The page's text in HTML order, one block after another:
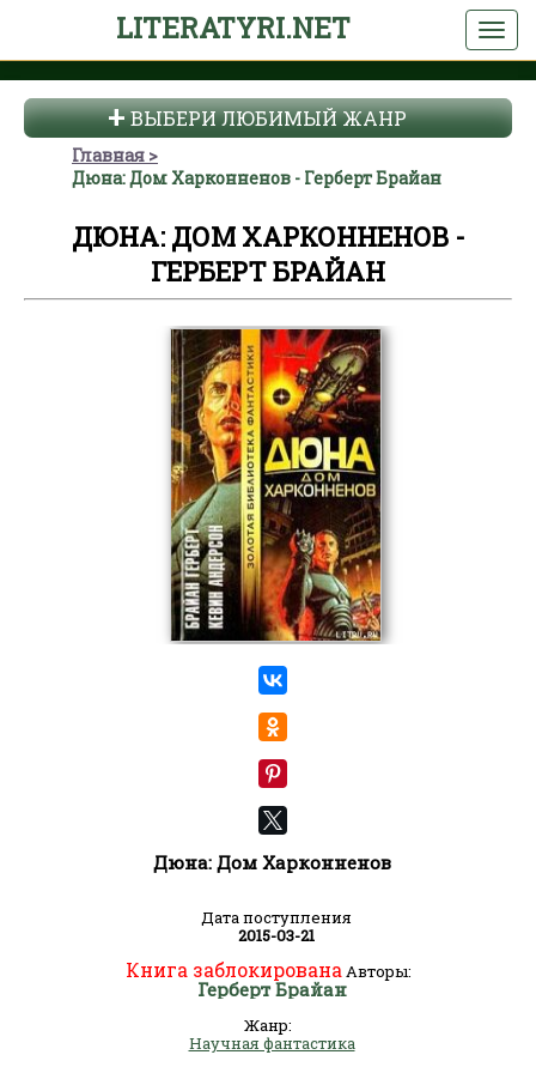
LITERATYRI.NET
ВЫБЕРИ ЛЮБИМЫЙ ЖАНР
Главная
Дюна: Дом Харконненов - Герберт Брайан
ДЮНА: ДОМ ХАРКОННЕНОВ -
ГЕРБЕРТ БРАЙАН
Дюна: Дом Харконненов
Дата поступления
2015-03-21
Книга заблокированаАвторы:
Герберт Брайан
Жанр:
Научная фантастика